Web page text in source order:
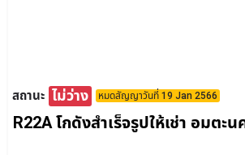
สถานะ ไม่ว่าง หมดสัญญาวันที่ 19 Jan 2566
R22A โกดังสำเร็จรูปให้เช่า อมตะ